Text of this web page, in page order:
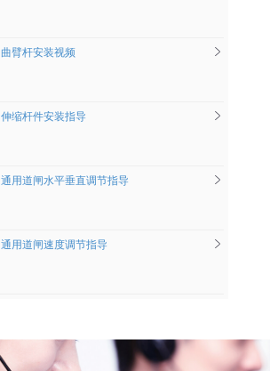
曲臂杆安装视频
伸缩杆件安装指导
通用道闸水平垂直调节指导
通用道闸速度调节指导